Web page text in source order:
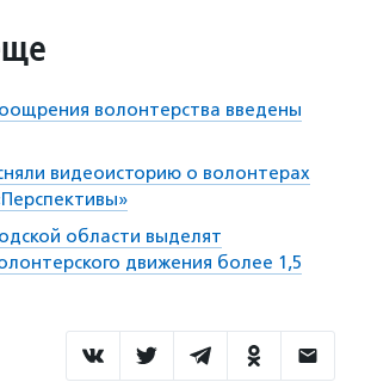
волонтерства введены
видеоисторию о волонтерах
области выделят
движения более 1,5